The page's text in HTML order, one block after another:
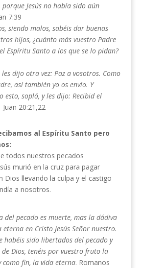
Jesús no había sido aún
7:39
siendo malos, sabéis dar buenas
hijos, ¿cuánto más vuestro Padre
Espíritu Santo a los que se lo pidan?
les dijo otra vez: Paz a vosotros. Como
así también yo os envío. Y
esto, sopló, y les dijo: Recibid el
Juan 20:21,22
al Espíritu Santo pero
todos nuestros pecados
murió en la cruz para pagar
Dios llevando la culpa y el castigo
a nosotros.
del pecado es muerte, mas la dádiva
eterna en Cristo Jesús Señor nuestro.
habéis sido libertados del pecado y
de Dios, tenéis por vuestro fruto la
como fin, la vida eterna. Romanos